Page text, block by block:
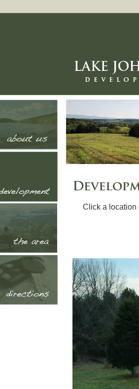
Click a location